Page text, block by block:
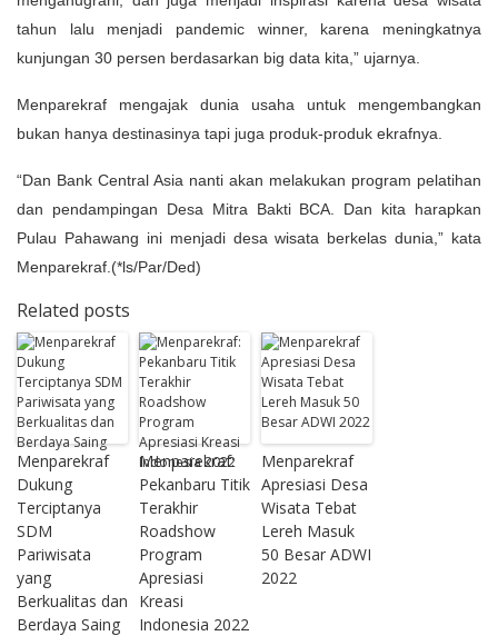
tahun lalu menjadi pandemic winner, karena meningkatnya
kunjungan 30 persen berdasarkan big data kita,” ujarnya.
Menparekraf mengajak dunia usaha untuk mengembangkan
bukan hanya destinasinya tapi juga produk-produk ekrafnya.
“Dan Bank Central Asia nanti akan melakukan program pelatihan
dan pendampingan Desa Mitra Bakti BCA. Dan kita harapkan
Pulau Pahawang ini menjadi desa wisata berkelas dunia,” kata
Menparekraf.(*ls/Par/Ded)
Related posts
Menparekraf
Dukung
Terciptanya
SDM
Pariwisata
yang
Berkualitas dan
Berdaya Saing
Menparekraf:
Pekanbaru Titik
Terakhir
Roadshow
Program
Apresiasi
Kreasi
Indonesia 2022
Menparekraf
Apresiasi Desa
Wisata Tebat
Lereh Masuk
50 Besar ADWI
2022